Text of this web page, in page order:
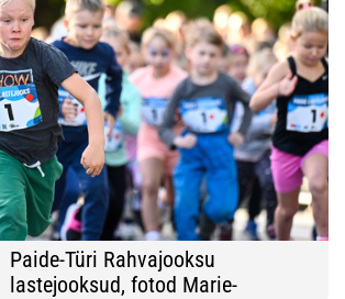
Paide-Türi Rahvajooksu
lastejooksud, fotod Marie-